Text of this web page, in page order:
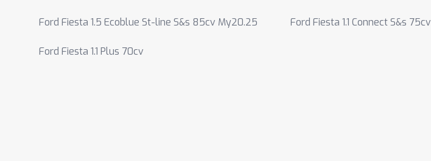
Ford Fiesta 1.5 Ecoblue St-line S&s 85cv My20.25 Ford Fiesta 1.1 Connect S&s 75cv
Ford Fiesta 1.1 Plus 70cv